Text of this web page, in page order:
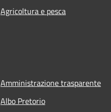
Agricoltura e pesca
Amministrazione trasparente
Albo Pretorio